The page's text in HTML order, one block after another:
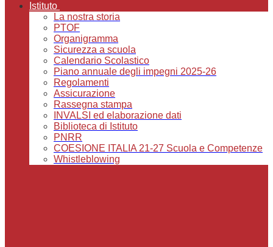
Istituto
La nostra storia
PTOF
Organigramma
Sicurezza a scuola
Calendario Scolastico
Piano annuale degli impegni 2025-26
Regolamenti
Assicurazione
Rassegna stampa
INVALSI ed elaborazione dati
Biblioteca di Istituto
PNRR
COESIONE ITALIA 21-27 Scuola e Competenze
Whistleblowing